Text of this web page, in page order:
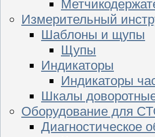
Измерительный
Шаблоны и щупы
Щупы
Индикаторы
Индикаторы
Шкалы
Оборудование для
Диагностическое